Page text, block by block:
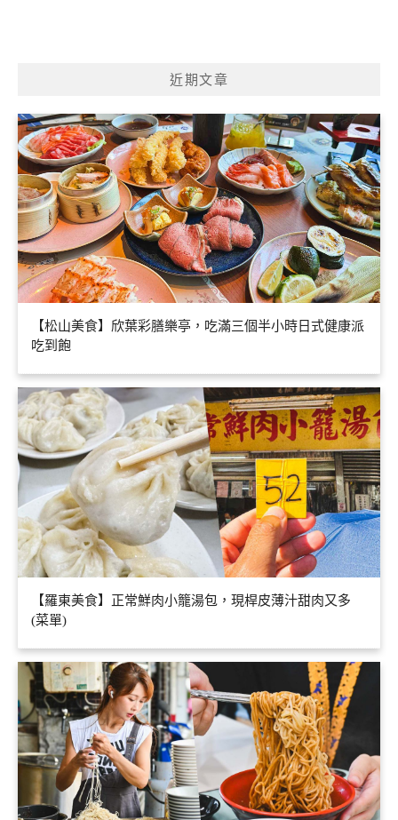
近期文章
【松山美食】欣葉彩膳樂亭，吃滿三個半小時日式健康派
吃到飽
【羅東美食】正常鮮肉小籠湯包，現桿皮薄汁甜肉又多
(菜單)